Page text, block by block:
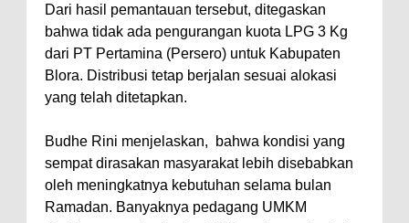
‎Dari hasil pemantauan tersebut, ditegaskan
bahwa tidak ada pengurangan kuota LPG 3 Kg
dari PT Pertamina (Persero) untuk Kabupaten
Blora. Distribusi tetap berjalan sesuai alokasi
yang telah ditetapkan.
‎Budhe Rini menjelaskan, bahwa kondisi yang
sempat dirasakan masyarakat lebih disebabkan
oleh meningkatnya kebutuhan selama bulan
Ramadan. Banyaknya pedagang UMKM